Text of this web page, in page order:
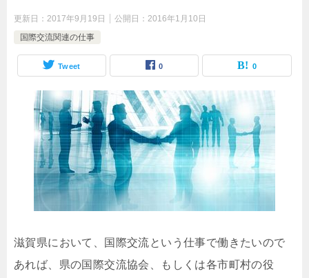
更新日： 2017年9月19日 公開日： 2016年1月10日
国際交流関連の仕事
Tweet 0 0
滋賀県において、国際交流という仕事で働きたいので
あれば、県の国際交流協会、もしくは各市町村の役